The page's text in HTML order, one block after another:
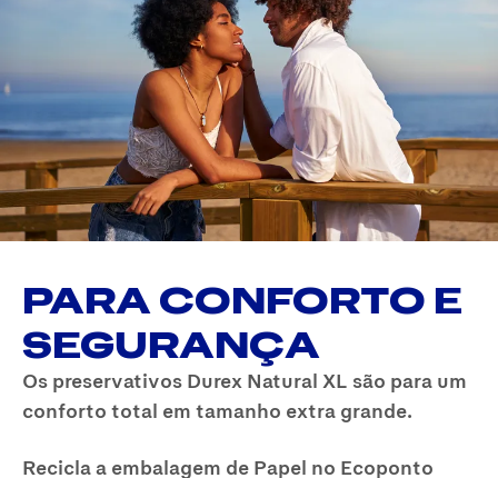
PARA CONFORTO E
SEGURANÇA
Os preservativos Durex Natural XL são para um
conforto total em tamanho extra grande.
Recicla a embalagem de Papel no Ecoponto